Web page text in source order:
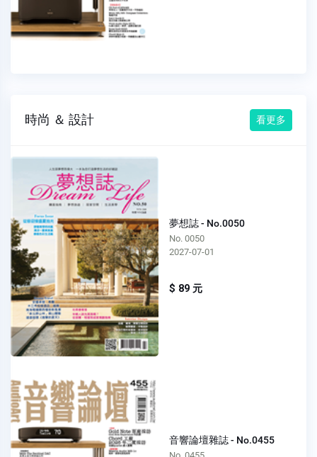
時尚 ＆ 設計 看更多
夢想誌 - No.0050
No. 0050
2027-07-01
$ 89 元
音響論壇雜誌 - No.0455